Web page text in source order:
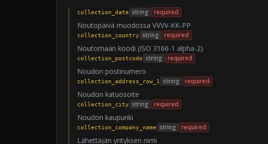
collection_date string required
Noutopäivä muodossa VVVV-KK-PP
collection_country string required
Noutomaan koodi (ISO 3166-1 alpha-2)
collection_postcode string required
Noudon postinumero
collection_address_row_1 string required
Noudon katuosoite
collection_city string required
Noudon kaupunki
collection_company_name string required
Lähettäjän yrityksen nimi